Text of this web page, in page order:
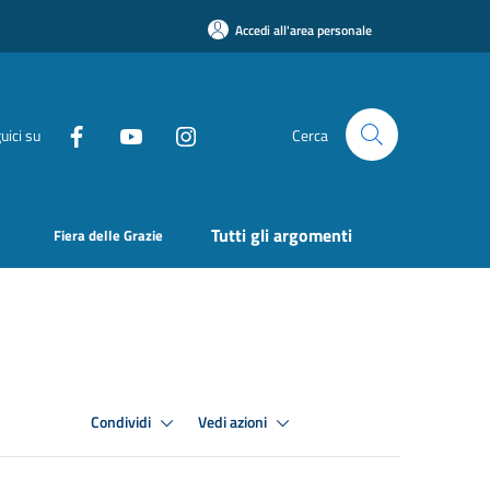
Accedi all'area personale
su Cerca
Fiera delle Grazie Tutti gli argomenti
Condividi Vedi azioni